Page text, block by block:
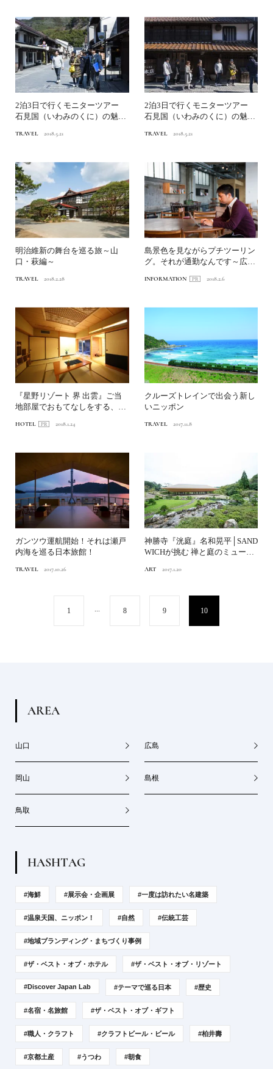
2泊3日で行くモニターツアー
石見国（いわみのくに）の魅力
TRAVEL 2018.5.21
2泊3日で行くモニターツアー
石見国（いわみのくに）の魅力
TRAVEL 2018.5.21
明治維新の舞台を巡る旅～山
口・萩編～
TRAVEL 2018.2.28
島景色を見ながらプチツーリン
グ。それが通勤なんです～広
INFORMATION 2018.2.6
『星野リゾート 界 出雲』ご当
地部屋でおもてなしをする、上
HOTEL 2018.1.24
クルーズトレインで出会う新し
いニッポン
TRAVEL 2017.11.8
ガンツウ運航開始！それは瀬戸
内海を巡る日本旅館！
TRAVEL 2017.10.26
神勝寺『洸庭』名和晃平│SAND
WICHが挑む 禅と庭のミュージ
ART 2017.1.20
1 8 9 10
AREA
山口 広島
岡山 島根
鳥取
HASHTAG
#海鮮 #展示会・企画展 #一度は訪れたい名建築
#温泉天国、ニッポン！ #自然 #伝統工芸
#地域ブランディング・まちづくり事例
#ザ・ベスト・オブ・ホテル #ザ・ベスト・オブ・リゾート
#Discover Japan Lab #テーマで巡る日本 #歴史
#名宿・名旅館 #ザ・ベスト・オブ・ギフト
#職人・クラフト #クラフトビール・ビール #柏井壽
#京都土産 #うつわ #朝食